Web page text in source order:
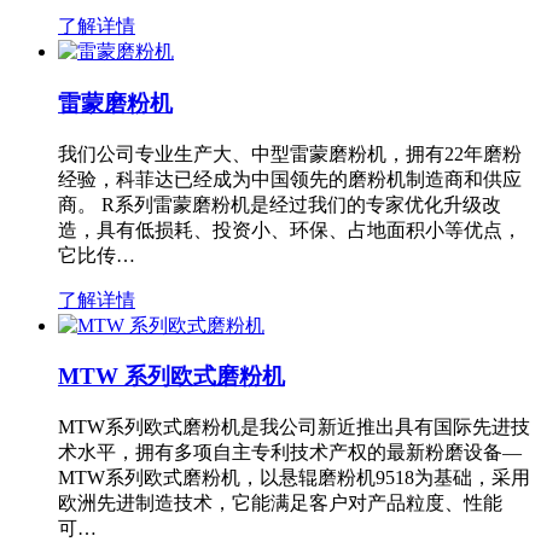
了解详情
雷蒙磨粉机
我们公司专业生产大、中型雷蒙磨粉机，拥有22年磨粉
经验，科菲达已经成为中国领先的磨粉机制造商和供应
商。 R系列雷蒙磨粉机是经过我们的专家优化升级改
造，具有低损耗、投资小、环保、占地面积小等优点，
它比传…
了解详情
MTW 系列欧式磨粉机
MTW系列欧式磨粉机是我公司新近推出具有国际先进技
术水平，拥有多项自主专利技术产权的最新粉磨设备—
MTW系列欧式磨粉机，以悬辊磨粉机9518为基础，采用
欧洲先进制造技术，它能满足客户对产品粒度、性能
可…